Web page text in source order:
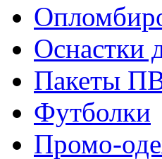
Оснастки
Пакеты
Футболки
Промо-